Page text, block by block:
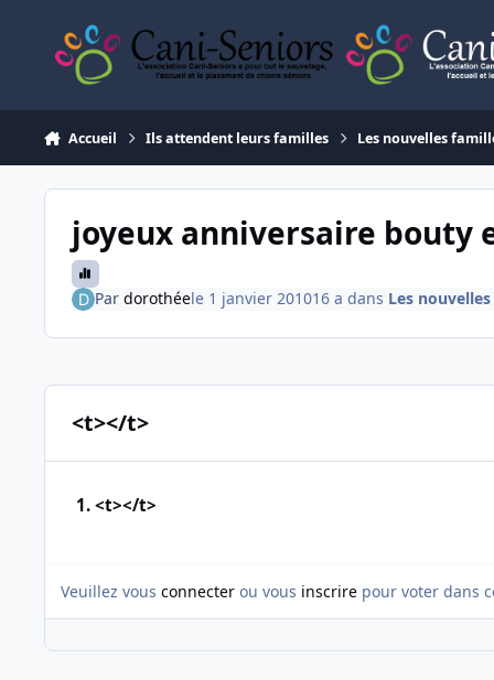
Accueil Ils attendent leurs familles Les nouvelles
joyeux anniversaire bouty
Par dorothéele 1 janvier 201016 a dans Les
<t></t>
1. <t></t>
Veuillez vous connecter ou vous inscrire pour voter dans